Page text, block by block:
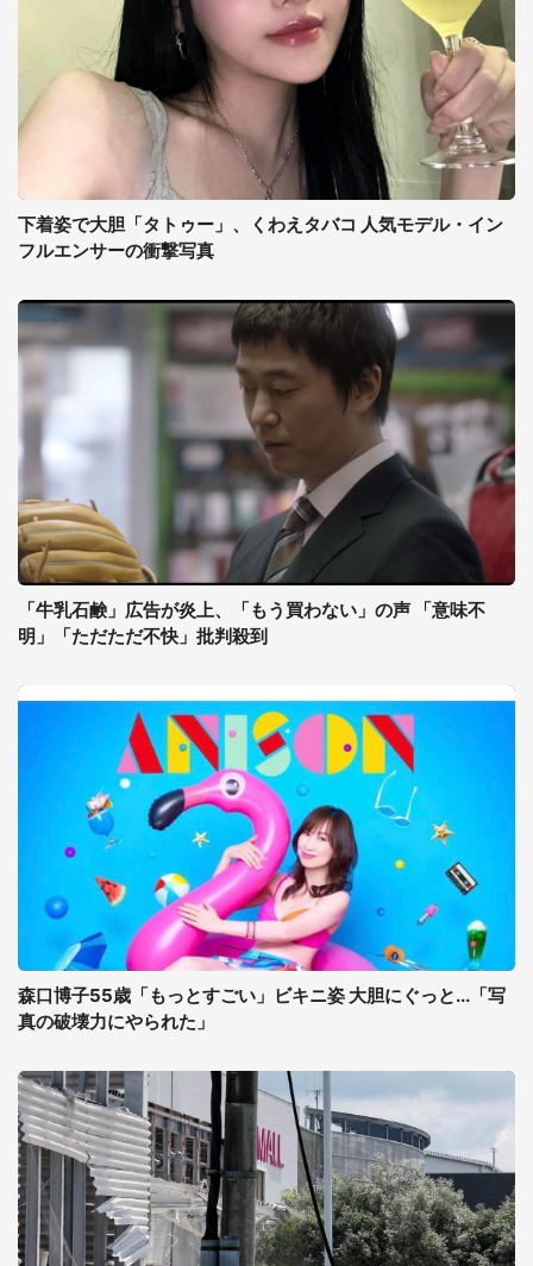
下着姿で大胆「タトゥー」、くわえタバコ 人気モデル・イン
フルエンサーの衝撃写真
「牛乳石鹸」広告が炎上、「もう買わない」の声 「意味不
明」「ただただ不快」批判殺到
森口博子55歳「もっとすごい」ビキニ姿 大胆にぐっと...「写
真の破壊力にやられた」